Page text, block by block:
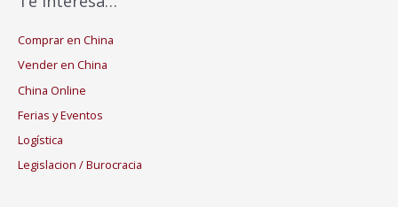
Comprar en China
Vender en China
China Online
Ferias y Eventos
Logística
Legislacion / Burocracia